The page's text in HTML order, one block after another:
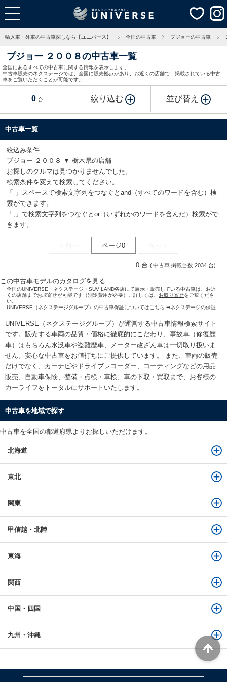
輸入車・外車の中古車探しなら【ユニバース】 全国の中古車 プジョーの中古車
プジョー ２００８の中古車一覧
全国にあるすべての中古車に関する情報を表示します。
中古車販売のネクステージでは、全国に販売拠点があり、お近くの店舗で、掲載されている中古
車をご覧いただくことが可能です。
0 台 絞り込む 並び替え
中古車一覧
絞込み条件
プジョー ２００８ ▼ 栃木県の店舗
お探しのクルマは見つかりませんでした。
検索条件を変えて検索してください。
「 」スペースで検索文字列をつなぐとand（すべてのワードを含む）検
索ができます。
「,」で検索文字列をつなぐとor（いずれかのワードを含んだ）検索がで
きます。
ページ0
0 台 (中古車掲載台数:2034 台)
この中古車モデルのカタログを見る
全国のUNIVERSE・ネクステージ・SUV LAND各店にて展示・販売している中古車は、お近
くの店舗までお取寄せが可能です（別途費用が必要）。詳しくは、 お取り寄せをご覧くださ
い。
UNIVERSE（ネクステージグループ）の中古車保証についてはこちら ➡ネクステージの保証
UNIVERSE（ネクステージグループ）が運営する中古車情報検索サイト
です。販売する車両の品質・価格に徹底的にこだわり、事故車（修復歴
車）はもちろん水没車や盗難歴車、メーター改ざん車は一切取り扱いま
せん。安心な中古車をお値打ちにご提供しています。 また、車両の販売
だけでなく、カーナビやドライブレコーダー、コーティングなどの用品
販売、自動車保険、整備・点検・車検、車の下取・買取まで、お客様の
カーライフをトータルにサポートいたします。
中古車を地域で探す
中古車を全国の都道府県よりお探しいただけます。
北海道
東北
関東
甲信越・北陸
東海
関西
中国・四国
九州・沖縄